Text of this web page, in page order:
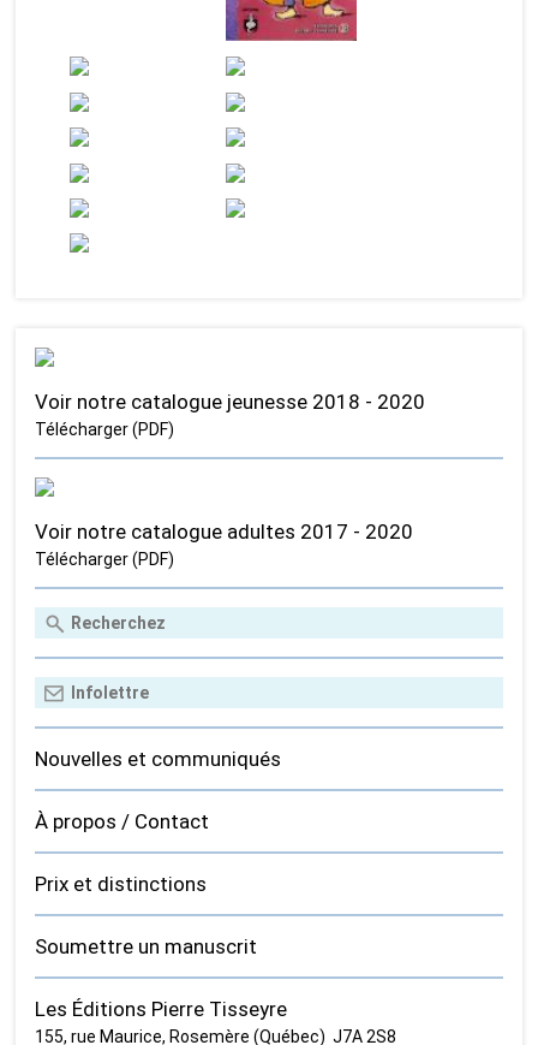
Voir notre catalogue jeunesse 2018 - 2020
Télécharger (PDF)
Voir notre catalogue adultes 2017 - 2020
Télécharger (PDF)
Nouvelles et communiqués
À propos / Contact
Prix et distinctions
Soumettre un manuscrit
Les Éditions Pierre Tisseyre
155, rue Maurice, Rosemère (Québec) J7A 2S8